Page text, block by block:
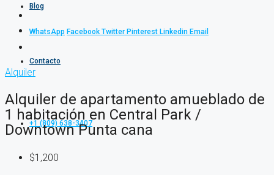
Blog
Contacto
+1 (809) 638-3407
WhatsApp Facebook Twitter Pinterest Linkedin Email
Alquiler
Alquiler de apartamento amueblado de
1 habitación en Central Park /
Downtown Punta cana
$1,200